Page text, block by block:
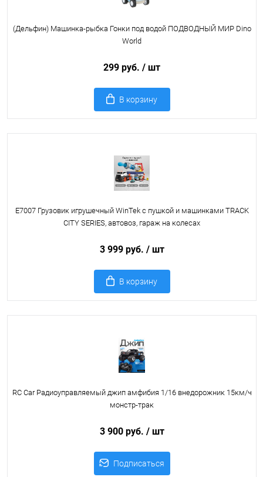
(Дельфин) Машинка-рыбка Гонки под водой ПОДВОДНЫЙ МИР Dino
World
299 руб. / шт
В корзину
E7007 Грузовик игрушечный WinTek с пушкой и машинками TRACK
CITY SERIES, автовоз, гараж на колесах
3 999 руб. / шт
В корзину
RC Car Радиоуправляемый джип амфибия 1/16 внедорожник 15км/ч
монстр-трак
3 900 руб. / шт
Подписаться